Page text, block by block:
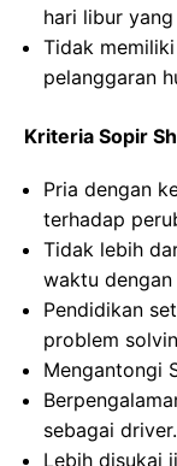
hari libur
Tidak
pelanggaran
Kriteria Sopir
Pria dengan
terhadap
Tidak lebih
waktu dengan
Pendidikan
problem
Mengantongi
sebagai driver.
Lebih disukai